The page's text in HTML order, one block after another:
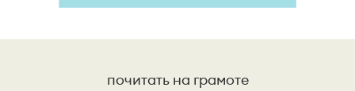
почитать на грамоте